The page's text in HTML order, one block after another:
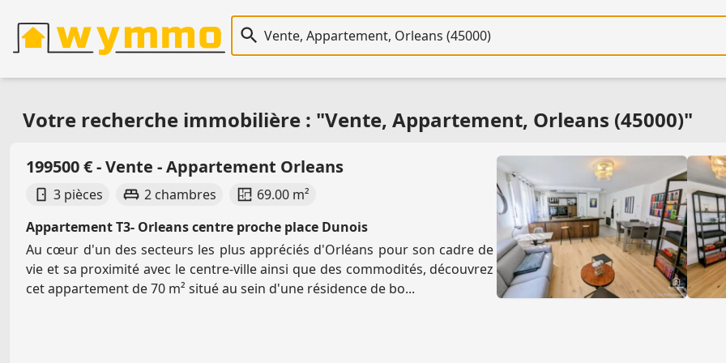
Recherche immobilière
Votre recherche immobilière : "Vente, Appartement, Orleans (45000)"
199500 € - Vente - Appartement Orleans
3 pièces 2 chambres
69.00 m²
Appartement T3- Orleans centre proche place Dunois
Au cœur d'un des secteurs les plus appréciés d'Orléans pour son cadre de
vie et sa proximité avec le centre-ville ainsi que des commodités, découvrez
cet appartement de 70 m² situé au sein d'une résidence de bo...